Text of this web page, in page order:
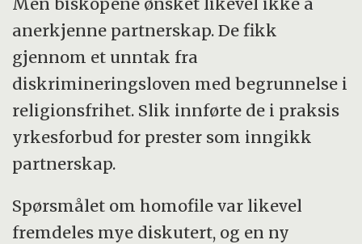
anerkjenne partnerskap. De fikk
gjennom et unntak fra
diskrimineringsloven med begrunnelse i
religionsfrihet. Slik innførte de i praksis
yrkesforbud for prester som inngikk
partnerskap.
Spørsmålet om homofile var likevel
fremdeles mye diskutert, og en ny